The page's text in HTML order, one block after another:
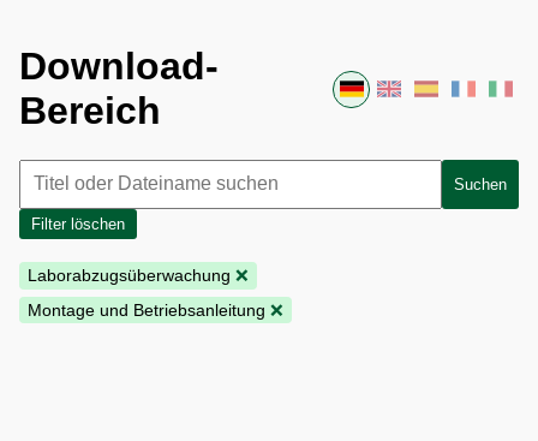
Download-
Bereich
Suchen
Filter löschen
Laborabzugsüberwachung❌
Montage und Betriebsanleitung❌